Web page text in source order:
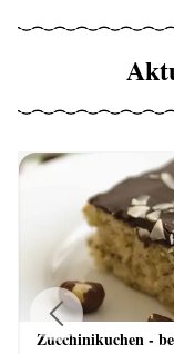
Zucchinikuchen -
Previous